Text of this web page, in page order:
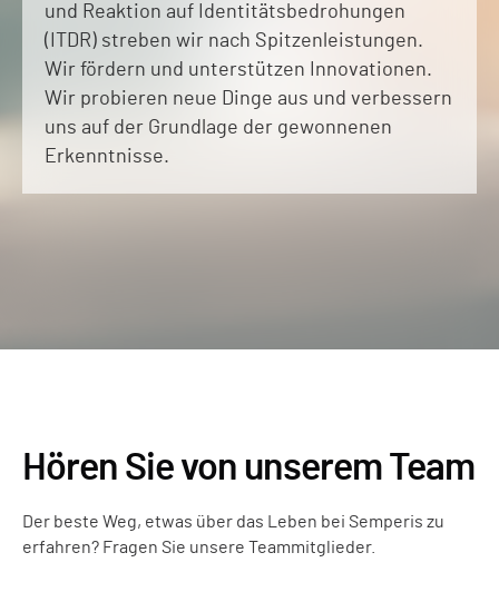
und Reaktion auf Identitätsbedrohungen
(ITDR) streben wir nach Spitzenleistungen.
Wir fördern und unterstützen Innovationen.
Wir probieren neue Dinge aus und verbessern
uns auf der Grundlage der gewonnenen
Erkenntnisse.
Hören Sie von unserem Team
Der beste Weg, etwas über das Leben bei Semperis zu
erfahren? Fragen Sie unsere Teammitglieder.